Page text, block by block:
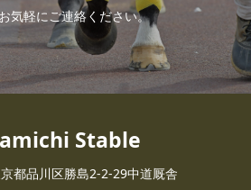
気軽にご連絡ください。
Stable
都品川区勝島2-2-29中道厩舎